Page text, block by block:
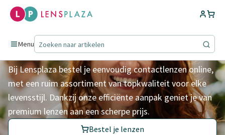
Menu
Contactlenzen voor het
leven
Bij Lensplaza bestel je eenvoudig contactlenzen online,
met een ruim assortiment van topkwaliteit voor elke
levensstijl. Dankzij onze efficiënte aanpak geniet je van
premium lenzen aan een scherpe prijs.
Bestel je lenzen